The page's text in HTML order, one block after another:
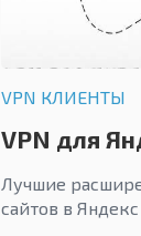
VPN КЛИЕНТЫ
VPN для
Лучшие
сайтов в